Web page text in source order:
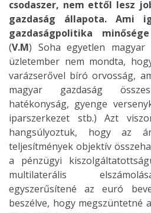
csodaszer, nem ettől lesz
gazdaság állapota. Ami
gazdaságpolitika
(V.M) Soha egyetlen magyar
üzletember nem mondta,
varázserővel bíró orvosság,
magyar gazdaság
hatékonyság, gyenge
iparszerkezet stb.) Azt
hangsúlyoztuk, hogy
teljesítmények objektív
a pénzügyi
multilaterális
egyszerűsítené az euró
beszélve, hogy megszüntetné